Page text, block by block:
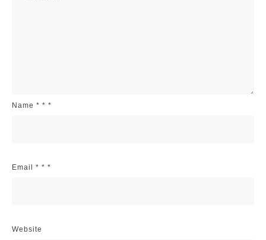
Name * * *
Email * * *
Website